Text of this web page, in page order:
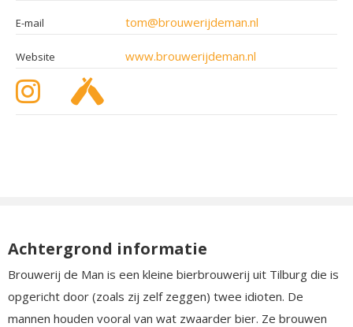
E-mail tom@brouwerijdeman.nl
Website www.brouwerijdeman.nl
Achtergrond informatie
Brouwerij de Man is een kleine bierbrouwerij uit Tilburg die is
opgericht door (zoals zij zelf zeggen) twee idioten. De
mannen houden vooral van wat zwaarder bier. Ze brouwen